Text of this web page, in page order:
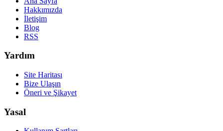
Hakkımızda
İletişim
Blog
RSS
Yardım
Site Haritası
Bize Ulaşın
Öneri ve Şikayet
Yasal